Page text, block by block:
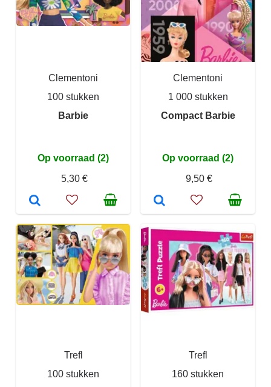
Clementoni
100 stukken
Barbie
Op voorraad (2)
5,30 €
Clementoni
1 000 stukken
Compact Barbie
Op voorraad (2)
9,50 €
Trefl
100 stukken
Trefl
160 stukken